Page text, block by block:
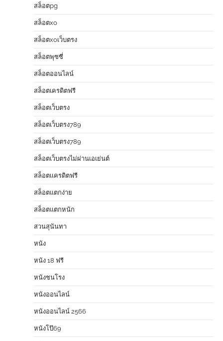
สล็อตpg
สล็อตxo
สล็อตxoเว็บตรง
สล็อตพุซซี่
สล็อตออนไลน์
สล็อตเครดิตฟรี
สล็อตเว็บตรง
สล็อตเว็บตรง789
สล็อตเว็บตรง789
สล็อตเว็บตรงไม่ผ่านเอเย่นต์
สล็อตเเครดิตฟรี
สล็อตแตกง่าย
สล็อตแตกหนัก
สวนสุนันทา
หนัง
หนัง 18 ฟรี
หนังชนโรง
หนังออนไลน์
หนังออนไลน์ 2566
หนังโป๊69